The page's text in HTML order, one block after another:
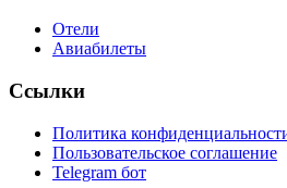
Отели
Авиабилеты
Ссылки
Политика
Пользовательское соглашение
Telegram бот